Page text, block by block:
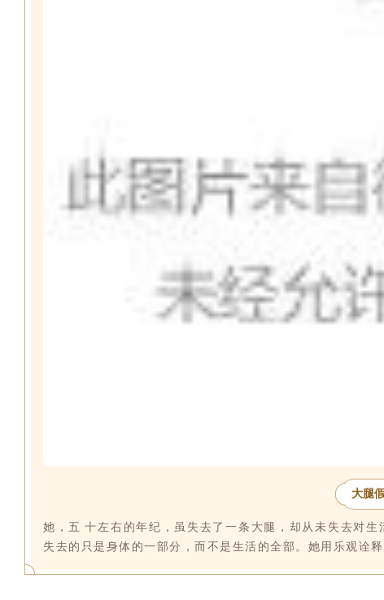
大腿
她，五 十左右的年纪，虽失去了一条大腿，却从未失去对
失去的只是身体的一部分，而不是生活的全部。她用乐观诠